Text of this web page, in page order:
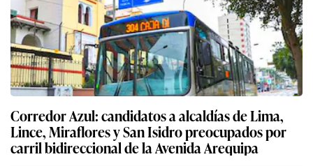
Corredor Azul: candidatos a alcaldías de Lima,
Lince, Miraflores y San Isidro preocupados por
carril bidireccional de la Avenida Arequipa